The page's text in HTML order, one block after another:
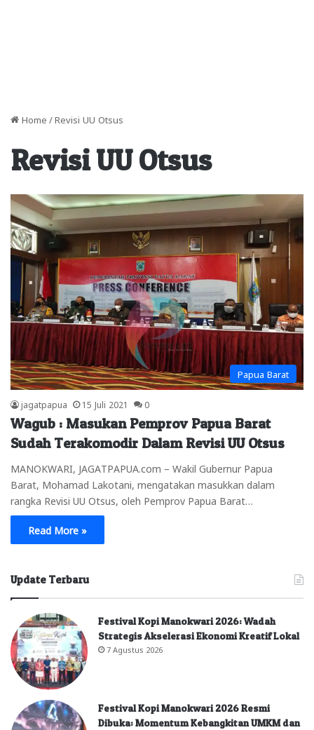
Home / Revisi UU Otsus
Revisi UU Otsus
Papua Barat
jagatpapua 15 Juli 2021 0
Wagub : Masukan Pemprov Papua Barat
Sudah Terakomodir Dalam Revisi UU Otsus
MANOKWARI, JAGATPAPUA.com – Wakil Gubernur Papua
Barat, Mohamad Lakotani, mengatakan masukkan dalam
rangka Revisi UU Otsus, oleh Pemprov Papua Barat…
Read More »
Update Terbaru
Festival Kopi Manokwari 2026: Wadah
Strategis Akselerasi Ekonomi Kreatif Lokal
7 Agustus 2026
Festival Kopi Manokwari 2026 Resmi
Dibuka: Momentum Kebangkitan UMKM dan